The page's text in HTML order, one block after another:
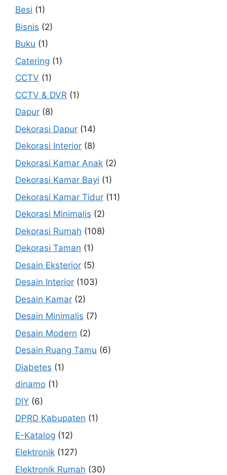
Besi (1)
Bisnis (2)
Buku (1)
Catering (1)
CCTV (1)
CCTV & DVR (1)
Dapur (8)
Dekorasi Dapur (14)
Dekorasi Interior (8)
Dekorasi Kamar Anak (2)
Dekorasi Kamar Bayi (1)
Dekorasi Kamar Tidur (11)
Dekorasi Minimalis (2)
Dekorasi Rumah (108)
Dekorasi Taman (1)
Desain Eksterior (5)
Desain Interior (103)
Desain Kamar (2)
Desain Minimalis (7)
Desain Modern (2)
Desain Ruang Tamu (6)
Diabetes (1)
dinamo (1)
DIY (6)
DPRD Kabupaten (1)
E-Katalog (12)
Elektronik (127)
Elektronik Rumah (30)